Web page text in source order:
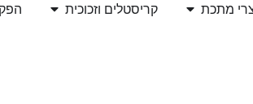
מתכת קריסטלים וזכוכית